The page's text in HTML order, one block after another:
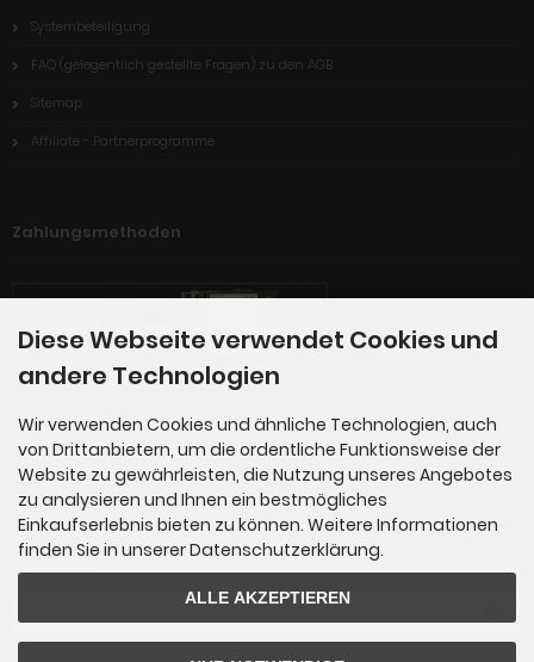
Systembeteiligung
FAQ (gelegentlich gestellte Fragen) zu den AGB
Sitemap
Affiliate - Partnerprogramme
Zahlungsmethoden
n. Die Sprachvariablen befinden sich in der Datei tpl_modified_responsive/lang/german/lan
g_german.custom.
Newsletter-Anmeldung
E-Mail-Adresse:
Diese Webseite verwendet Cookies und
andere Technologien
Wir verwenden Cookies und ähnliche Technologien, auch
von Drittanbietern, um die ordentliche Funktionsweise der
Website zu gewährleisten, die Nutzung unseres Angebotes
zu analysieren und Ihnen ein bestmögliches
Einkaufserlebnis bieten zu können. Weitere Informationen
finden Sie in unserer Datenschutzerklärung.
ALLE AKZEPTIEREN